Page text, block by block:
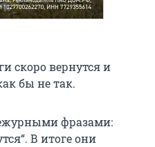
скоро вернутся и
бы не так.
фразами:
В итоге они